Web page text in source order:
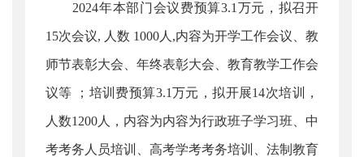
2024年本部门会议费预算3.1万元，拟召开
15次会议, 人数 1000人,内容为开学工作会议、教
师节表彰大会、年终表彰大会、教育教学工作会
议等 ；培训费预算3.1万元，拟开展14次培训，
人数1200人，内容为内容为行政班子学习班、中
考考务人员培训、高考学考考务培训、法制教育